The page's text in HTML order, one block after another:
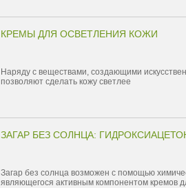
КРЕМЫ ДЛЯ ОСВЕТЛЕНИЯ КОЖИ
Наряду с веществами, создающими
позволяют сделать кожу светлее
ЗАГАР БЕЗ СОЛНЦА:
Загар без солнца возможен с помощью
являющегося активным компонентом кремов